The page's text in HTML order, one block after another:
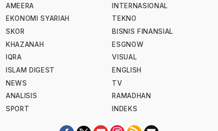
AMEERA
EKONOMI SYARIAH
SKOR
KHAZANAH
IQRA
ISLAM DIGEST
NEWS
ANALISIS
SPORT
INTERNASIONAL
TEKNO
BISNIS FINANSIAL
ESGNOW
VISUAL
ENGLISH
TV
RAMADHAN
INDEKS